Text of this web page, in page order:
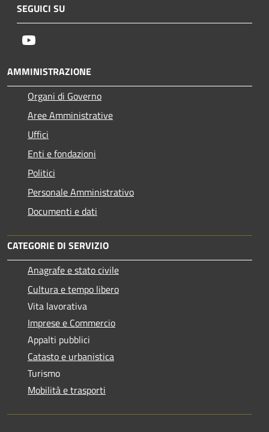
SEGUICI SU
AMMINISTRAZIONE
Organi di Governo
Aree Amministrative
Uffici
Enti e fondazioni
Politici
Personale Amministrativo
Documenti e dati
CATEGORIE DI SERVIZIO
Anagrafe e stato civile
Cultura e tempo libero
Vita lavorativa
Imprese e Commercio
Appalti pubblici
Catasto e urbanistica
Turismo
Mobilità e trasporti